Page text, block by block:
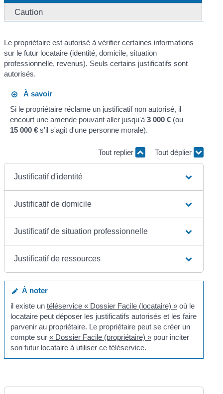
Caution
Le propriétaire est autorisé à vérifier certaines informations
sur le futur locataire (identité, domicile, situation
professionnelle, revenus). Seuls certains justificatifs sont
autorisés.
À savoir
Si le propriétaire réclame un justificatif non autorisé, il
encourt une amende pouvant aller jusqu'à 3 000 €(ou
15 000 €s'il s'agit d'une personne morale).
Tout replier Tout déplier
Justificatif d'identité
Justificatif de domicile
Justificatif de situation professionnelle
Justificatif de ressources
À noter
il existe un téléservice « Dossier Facile (locataire) »où le
locataire peut déposer les justificatifs autorisés et les faire
parvenir au propriétaire. Le propriétaire peut se créer un
compte sur « Dossier Facile (propriétaire) »pour inciter
son futur locataire à utiliser ce téléservice.